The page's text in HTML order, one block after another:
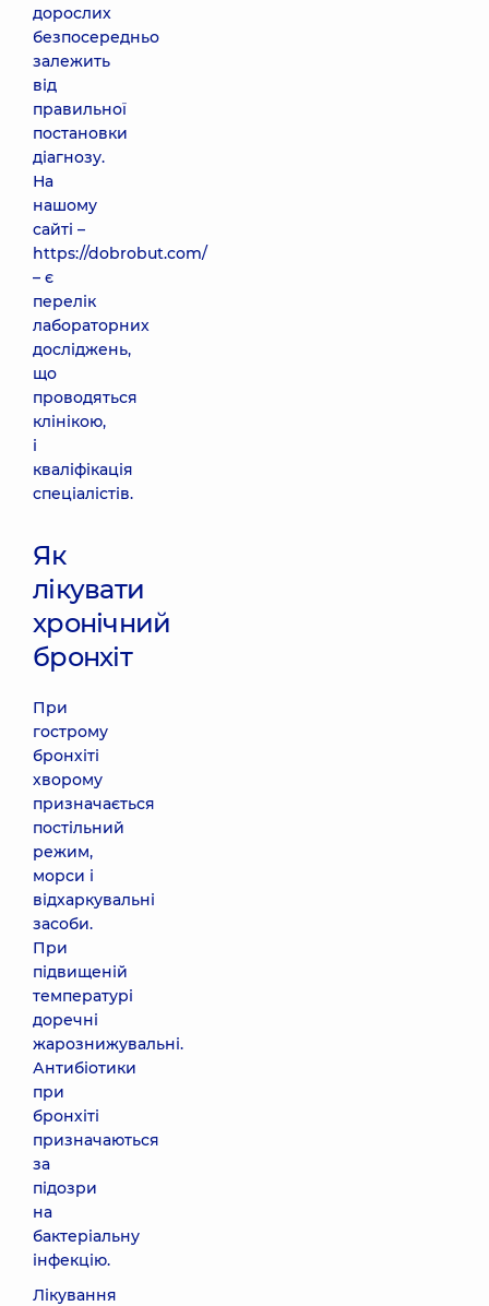
дорослих
безпосередньо
залежить
від
правильної
постановки
діагнозу.
На
нашому
сайті –
https://dobrobut.com/
– є
перелік
лабораторних
досліджень,
що
проводяться
клінікою,
і
кваліфікація
спеціалістів.
Як
лікувати
хронічний
бронхіт
При
гострому
бронхіті
хворому
призначається
постільний
режим,
морси і
відхаркувальні
засоби.
При
підвищеній
температурі
доречні
жарознижувальні.
Антибіотики
при
бронхіті
призначаються
за
підозри
на
бактеріальну
інфекцію.
Лікування